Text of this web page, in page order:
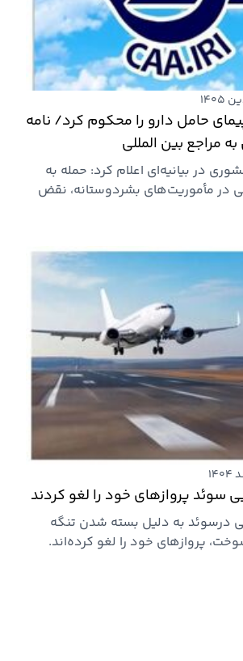
حامل دارو را محکوم کرد/ نامه
مراجع بین المللی
در بیانیه‌ای اعلام کرد:‌ حمله به
در مأموریت‌های بشردوستانه، نقض
سوئد پروازهای خود را لغو کردند
درسوئد به دلیل بسته شدن تنگه
پروازهای خود را لغو کرده‌اند.